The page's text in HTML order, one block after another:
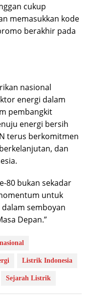
cukup
memasukkan kode
berakhir pada
nasional
energi dalam
pembangkit
energi bersih
terus berkomitmen
dan
80 bukan sekadar
untuk
semboyan
Depan.”
Listrik Indonesia
Sejarah Listrik